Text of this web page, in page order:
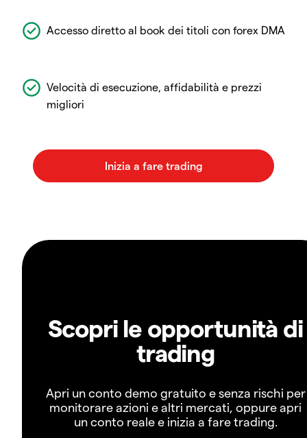
Accesso diretto al book dei titoli con forex DMA
Velocità di esecuzione, affidabilità e prezzi
migliori
Scopri le opportunità di
trading
Apri un conto demo gratuito e senza rischi per
monitorare azioni e altri mercati, oppure apri
un conto reale e inizia a fare trading.